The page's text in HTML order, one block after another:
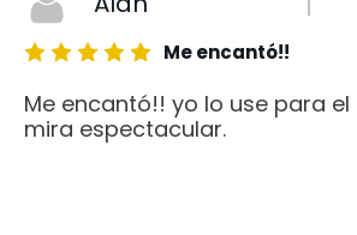
Me encantó!!
Me encantó!! yo lo use para
mira espectacular.